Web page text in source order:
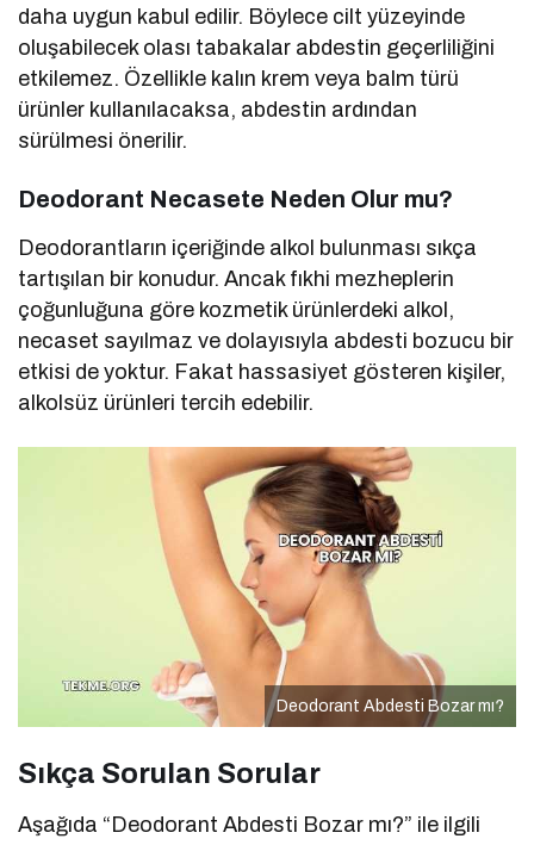
daha uygun kabul edilir. Böylece cilt yüzeyinde
oluşabilecek olası tabakalar abdestin geçerliliğini
etkilemez. Özellikle kalın krem veya balm türü
ürünler kullanılacaksa, abdestin ardından
sürülmesi önerilir.
Deodorant Necasete Neden Olur mu?
Deodorantların içeriğinde alkol bulunması sıkça
tartışılan bir konudur. Ancak fıkhi mezheplerin
çoğunluğuna göre kozmetik ürünlerdeki alkol,
necaset sayılmaz ve dolayısıyla abdesti bozucu bir
etkisi de yoktur. Fakat hassasiyet gösteren kişiler,
alkolsüz ürünleri tercih edebilir.
Deodorant Abdesti Bozar mı?
Sıkça Sorulan Sorular
Aşağıda “Deodorant Abdesti Bozar mı?” ile ilgili